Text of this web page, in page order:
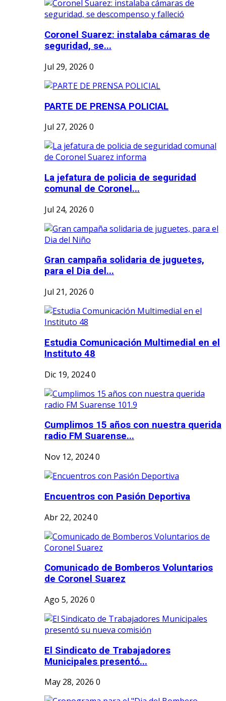
Coronel Suarez: instalaba cámaras de
seguridad, se...
Jul 29, 2026 0
PARTE DE PRENSA POLICIAL
Jul 27, 2026 0
La jefatura de policia de seguridad
comunal de Coronel...
Jul 24, 2026 0
Gran campaña solidaria de juguetes,
para el Dia del...
Jul 21, 2026 0
Estudia Comunicación Multimedial en el
Instituto 48
Dic 19, 20240
Cumplimos 15 años con nuestra querida
radio FM Suarense...
Nov 12, 20240
Encuentros con Pasión Deportiva
Abr 22, 20240
Comunicado de Bomberos Voluntarios
de Coronel Suarez
Ago 5, 2026 0
El Sindicato de Trabajadores
Municipales presentó...
May 28, 2026 0